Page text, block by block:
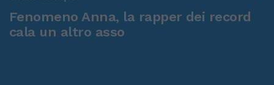
Fenomeno Anna, la rapper dei record
cala un altro asso